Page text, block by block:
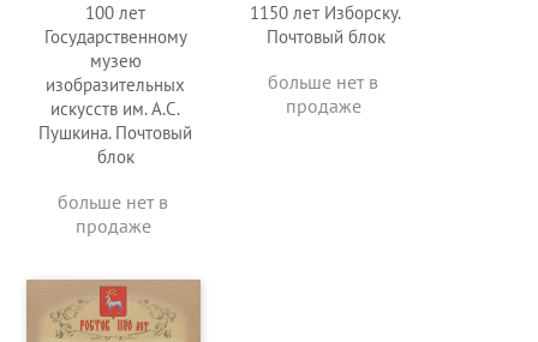
100 лет
Государственному
музею
изобразительных
искусств им. А.С.
Пушкина. Почтовый
блок
больше нет в
продаже
1150 лет Изборску.
Почтовый блок
больше нет в
продаже